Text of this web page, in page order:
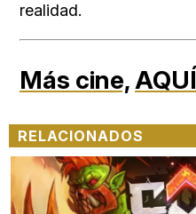
realidad.
Más cine,AQUÍ
RELACIONADOS